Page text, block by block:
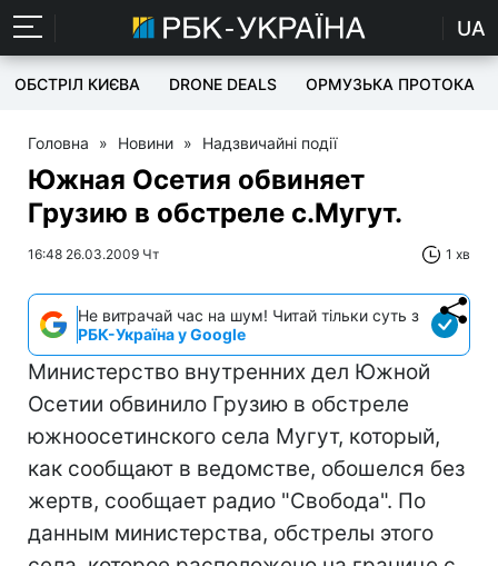
UA
ОБСТРІЛ КИЄВА DRONE DEALS ОРМУЗЬКА ПРОТОКА
Головна » Новини » Надзвичайні події
Южная Осетия обвиняет
Грузию в обстреле с.Мугут.
16:48 26.03.2009 Чт 1 хв
Не витрачай час на шум! Читай тільки суть з
РБК-Україна у Google
Министерство внутренних дел Южной
Осетии обвинило Грузию в обстреле
южноосетинского села Мугут, который,
как сообщают в ведомстве, обошелся без
жертв, сообщает радио "Свобода". По
данным министерства, обстрелы этого